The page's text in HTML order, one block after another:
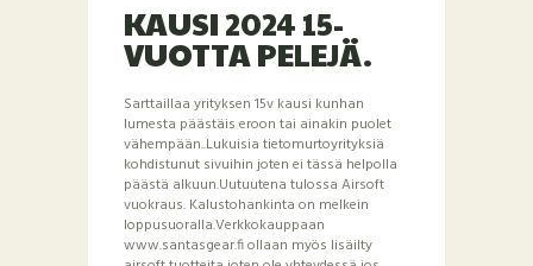
KAUSI 2024 15-
VUOTTA PELEJÄ.
Sarttaillaa yrityksen 15v kausi kunhan
lumesta päästäis eroon tai ainakin puolet
vähempään..Lukuisia tietomurtoyrityksiä
kohdistunut sivuihin joten ei tässä helpolla
päästä alkuun.Uutuutena tulossa Airsoft
vuokraus. Kalustohankinta on melkein
loppusuoralla.Verkkokauppaan
www.santasgear.fi ollaan myös lisäilty